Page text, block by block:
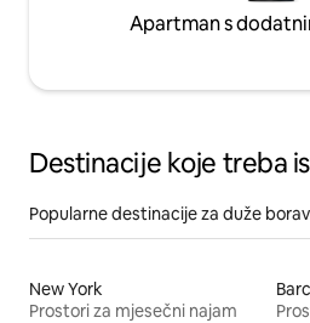
Apartman s
Destinacije koje treba
Popularne destinacije za duže
New York
Prostori za mjesečni najam